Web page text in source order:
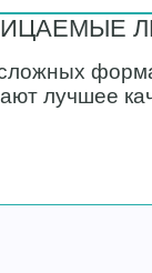
лучшее